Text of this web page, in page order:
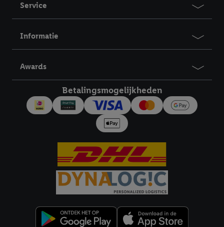
Service
Informatie
Awards
Betalingsmogelijkheden